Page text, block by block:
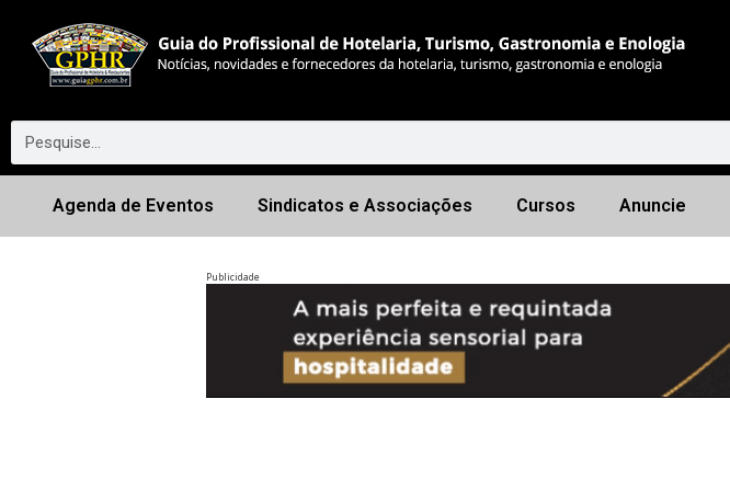
Agenda de Eventos Sindicatos e Associações Cursos Anuncie
Publicidade